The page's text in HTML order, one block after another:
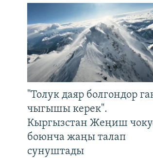
"Толук даяр болгондор
чыгышы керек".
Кыргызстан Жеңиш
боюнча жаңы талап
сунуштады